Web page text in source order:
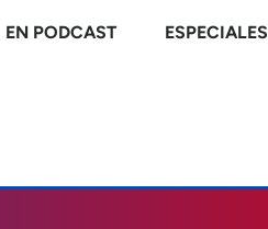
EN PODCAST ESPECIALES